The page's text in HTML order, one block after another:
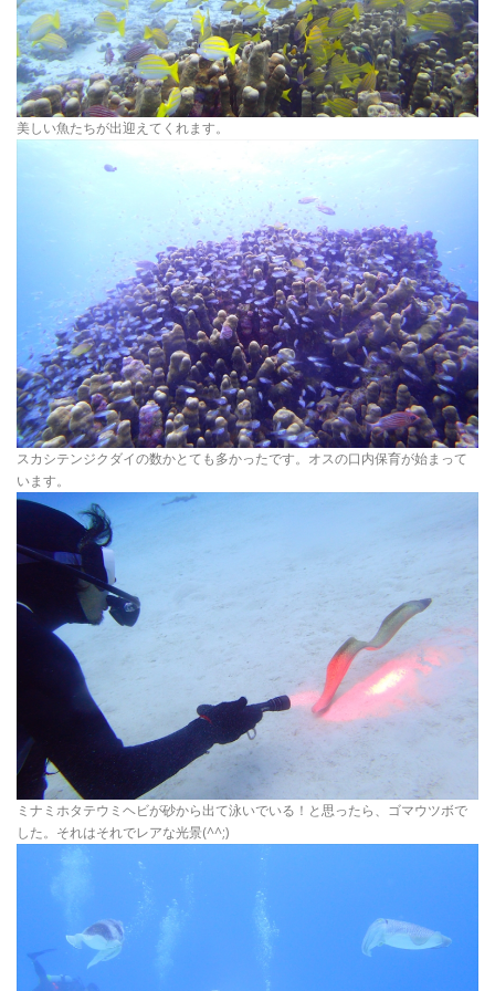
美しい魚たちが出迎えてくれます。
スカシテンジクダイの数かとても多かったです。オスの口内保育が始まって
います。
ミナミホタテウミヘビが砂から出て泳いでいる！と思ったら、ゴマウツボで
した。それはそれでレアな光景(^^;)